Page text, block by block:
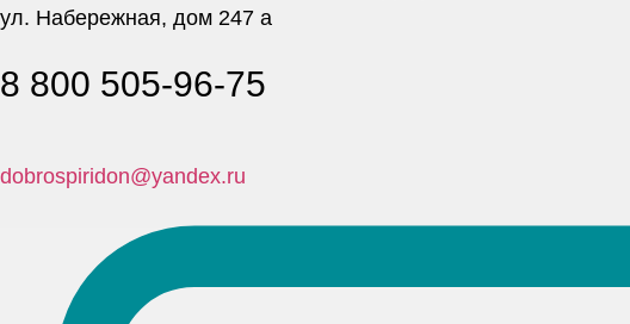
ул. Набережная, дом 247 а
8 800 505-96-75
dobrospiridon@yandex.ru